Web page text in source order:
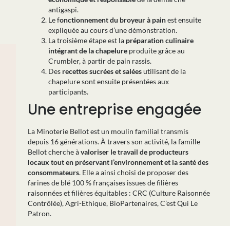
antigaspi.
Le fonctionnement du broyeur à painest ensuite
expliquée au cours d’une démonstration.
La troisième étape est la préparation culinaire
intégrant de la chapelureproduite grâce au
Crumbler, à partir de pain rassis.
Des recettes sucrées et saléesutilisant de la
chapelure sont ensuite présentées aux
participants.
Une entreprise engagée
La Minoterie Bellot est un moulin familial transmis
depuis 16 générations. À travers son activité, la famille
Bellot cherche àvaloriser le travail de producteurs
locaux tout en préservant l’environnement et la santé des
consommateurs. Elle a ainsi choisi de proposer des
farines de blé 100 % françaises issues de filières
raisonnées et filières équitables : CRC (Culture Raisonnée
Contrôlée), Agri-Ethique, BioPartenaires, C’est Qui Le
Patron.